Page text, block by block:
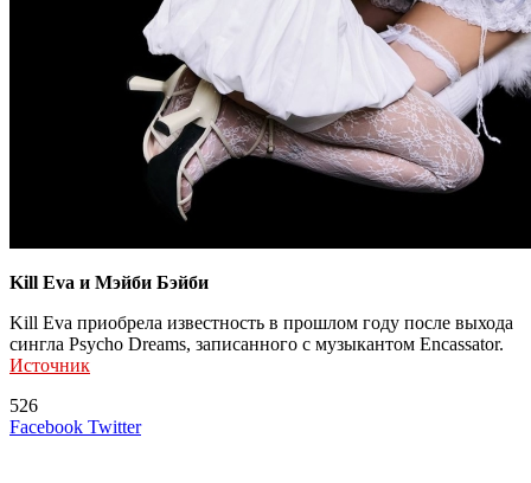
Kill Eva и Мэйби Бэйби
Kill Eva приобрела известность в прошлом году после выхода
сингла Psycho Dreams, записанного с музыкантом Encassator.
Источник
526
Facebook TwitterLinkedIn
Tumblr
Reddit
Вконтакте
Одноклассники
Skype
Messenger
Messenger
WhatsApp
Telegram
Viber
Line
Поделиться
Печатать